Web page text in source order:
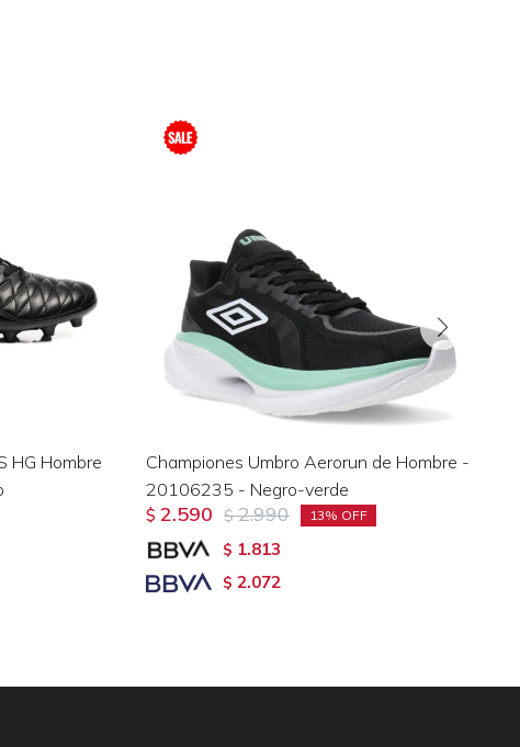
HG Hombre
Championes Umbro Aerorun de Hombre -
20106235 - Negro-verde
$ 2.590 $ 2.990 13
$ 1.813
$ 2.072